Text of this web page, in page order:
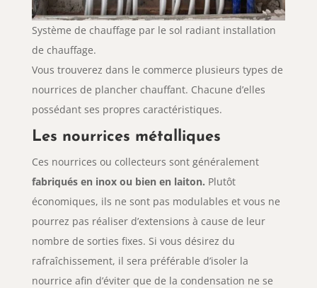
Système de chauffage par le sol radiant installation
de chauffage.
Vous trouverez dans le commerce plusieurs types de
nourrices de plancher chauffant. Chacune d’elles
possédant ses propres caractéristiques.
Les nourrices métalliques
Ces nourrices ou collecteurs sont généralement
fabriqués en inox ou bien en laiton. Plutôt
économiques, ils ne sont pas modulables et vous ne
pourrez pas réaliser d’extensions à cause de leur
nombre de sorties fixes. Si vous désirez du
rafraîchissement, il sera préférable d’isoler la
nourrice afin d’éviter que de la condensation ne se